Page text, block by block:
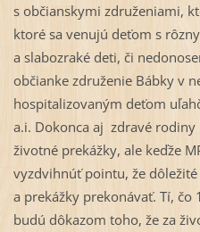
s občianskymi združeniami,
ktoré sa venujú deťom s
a slabozraké deti, či
občianke združenie Bábky v
hospitalizovaným deťom
a.i. Dokonca aj zdravé
životné prekážky, ale keďže
vyzdvihnúť pointu, že
a prekážky prekonávať. Tí, čo
budú dôkazom toho, že za